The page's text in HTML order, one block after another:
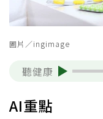
圖片／ingimage
聽健康
AI重點